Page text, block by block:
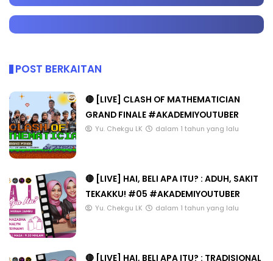
POST BERKAITAN
🔴 [LIVE] CLASH OF MATHEMATICIAN
GRAND FINALE #AKADEMIYOUTUBER
Yu. Chekgu LK dalam 1 tahun yang lalu
🔴 [LIVE] HAI, BELI APA ITU? : ADUH, SAKIT
TEKAKKU! #05 #AKADEMIYOUTUBER
Yu. Chekgu LK dalam 1 tahun yang lalu
🔴 [LIVE] HAI, BELI APA ITU? : TRADISIONAL